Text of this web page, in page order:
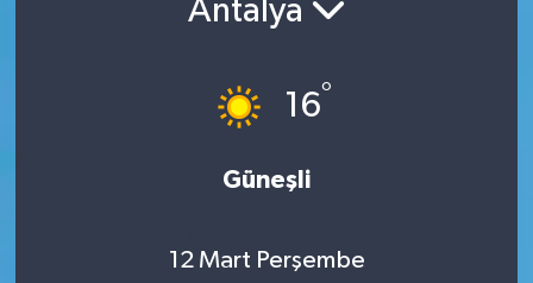
Antalya
16°
Güneşli
12 Mart Perşembe